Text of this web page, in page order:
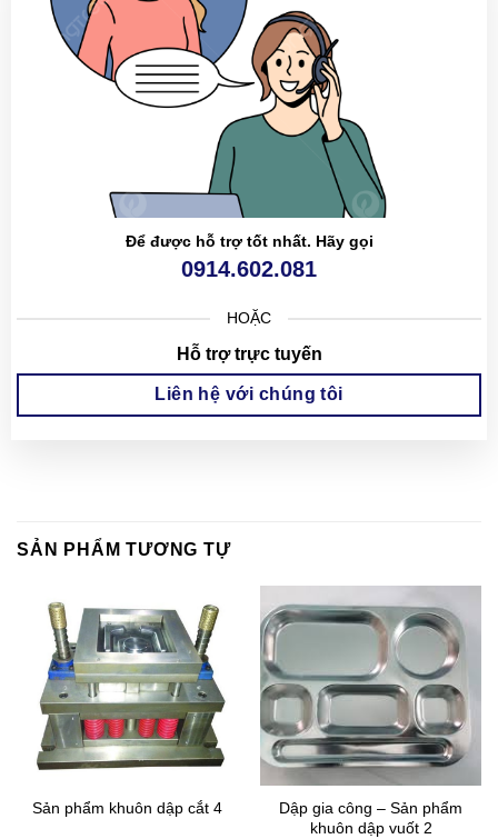
Để được hỗ trợ tốt nhất. Hãy gọi
0914.602.081
HOẶC
Hỗ trợ trực tuyến
Liên hệ với chúng tôi
SẢN PHẨM TƯƠNG TỰ
Sản phẩm khuôn dập cắt 4
Dập gia công – Sản phẩm
khuôn dập vuốt 2